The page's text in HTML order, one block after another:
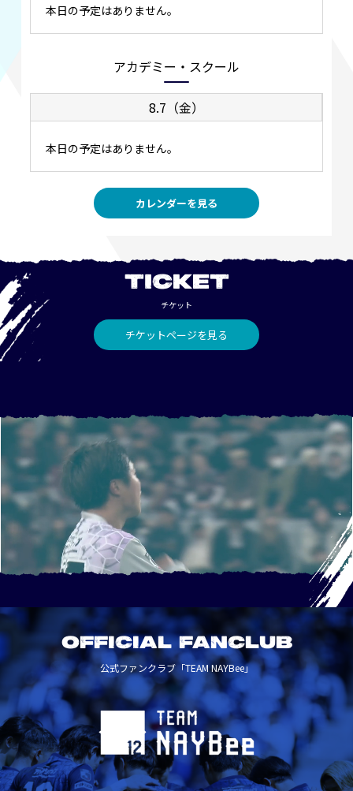
本日の予定はありません。
アカデミー・スクール
8.7（金）
本日の予定はありません。
カレンダーを見る
TICKET
チケット
チケットページを見る
OFFICIAL FANCLUB
公式ファンクラブ「TEAM NAYBee」